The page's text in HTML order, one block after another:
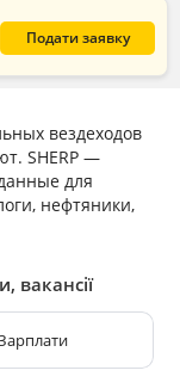
Подати заявку
вездеходов
SHERP —
для
нефтяники,
и покорения
вакансії